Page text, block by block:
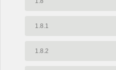
1.8.1
1.8.2